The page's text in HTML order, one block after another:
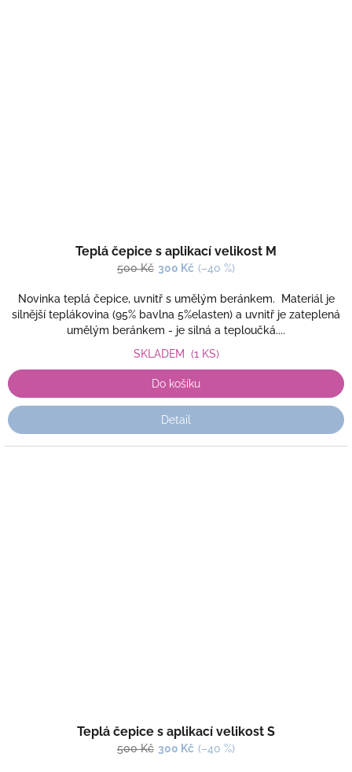
Teplá čepice s aplikací velikost M
500 Kč 300 Kč (–40 %)
Novinka teplá čepice, uvnitř s umělým beránkem. Materiál je
silnější teplákovina (95% bavlna 5%elasten) a uvnitř je zateplená
umělým beránkem - je silná a teploučká....
SKLADEM (1 KS)
Do košíku
Detail
Teplá čepice s aplikací velikost S
500 Kč 300 Kč (–40 %)